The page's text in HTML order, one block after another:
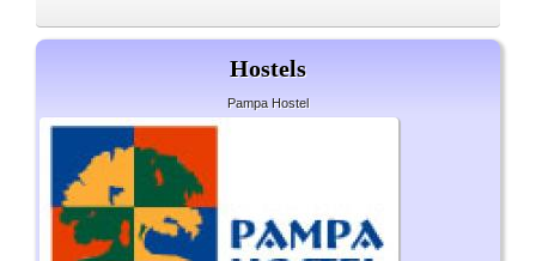
Hostels
Pampa Hostel